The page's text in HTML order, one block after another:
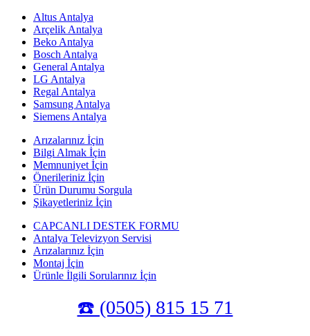
Altus Antalya
Arçelik Antalya
Beko Antalya
Bosch Antalya
General Antalya
LG Antalya
Regal Antalya
Samsung Antalya
Siemens Antalya
Arızalarınız İçin
Bilgi Almak İçin
Memnuniyet İçin
Önerileriniz İçin
Ürün Durumu Sorgula
Şikayetleriniz İçin
CAPCANLI DESTEK FORMU
Antalya Televizyon Servisi
Arızalarınız İçin
Montaj İçin
Ürünle İlgili Sorularınız İçin
☎️ (0505) 815 15 71